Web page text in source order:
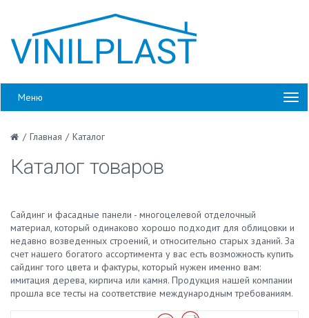
Меню
/ Главная / Каталог
Каталог товаров
Сайдинг и фасадные панели - многоцелевой отделочный
материал, который одинаково хорошо подходит для облицовки и
недавно возведенных строений, и относительно старых зданий. За
счет нашего богатого ассортимента у вас есть возможность купить
сайдинг того цвета и фактуры, который нужен именно вам:
имитация дерева, кирпича или камня. Продукция нашей компании
прошла все тесты на соответствие международным требованиям.